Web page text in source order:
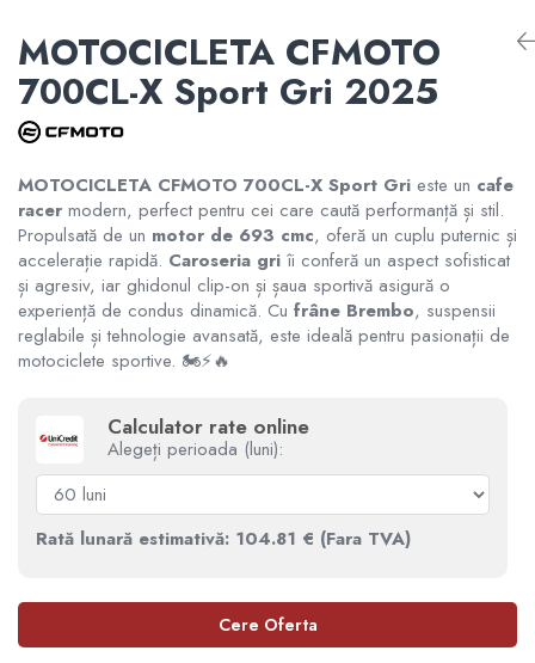
ATV CFMOTO X10
CFMOTO MY 2026
MODEL ATV GOES
GOES 400S
GOES 400L
GOES 1000
GOES MY 2026
Can-Am Outlander
Borseta
Geanta
Rucsac
Protectii
Sosete
Armura
ECHIPAMENTE MOTO
Casti
DISTANTIERE ROTI ATV
APARATORI MAINI ATV
PORTBAGAJE SI SUPORTURI
BAGAJE
ACCESORII ELECTRONICE ATV /
SSV
ACCESORII MONTAJ ELECTRONICE
ACCESORII MOTO
ACCESORII IARNA ATV / SSV
ATV CFMOTO X10 1000 MUD
Formular returnare produs /
Cerere retragere din contract
MOTOCICLETA CFMOTO
700CL-X Sport Gri 2025
MOTOCICLETA CFMOTO 700CL-X Sport Gri este un cafe
racer modern, perfect pentru cei care caută performanță și stil.
Propulsată de un motor de 693 cmc, oferă un cuplu puternic și
accelerație rapidă. Caroseria gri îi conferă un aspect sofisticat
și agresiv, iar ghidonul clip-on și șaua sportivă asigură o
experiență de condus dinamică. Cu frâne Brembo, suspensii
reglabile și tehnologie avansată, este ideală pentru pasionații de
motociclete sportive. 🏍️⚡🔥
Calculator rate online
Alegeți perioada (luni):
Rată lunară estimativă: 104.81 € (Fara TVA)
Cere Oferta